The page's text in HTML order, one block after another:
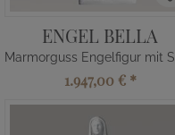
ENGEL BELLA
1.947,00 € *